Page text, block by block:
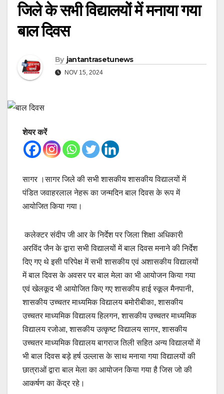
जिले के सभी विद्यालयों में मनाया गया
बाल दिवस
By jantantrasetunews
NOV 15, 2024
शेयर करें
सागर ।सागर जिले की सभी शासकीय शासकीय विद्यालयों में
पंडित जवाहरलाल नेहरू का जन्मदिन बाल दिवस के रूप में
आयोजित किया गया।
कलेक्टर संदीप जी आर के निर्देश पर जिला शिक्षा अधिकारी
अरविंद जैन के द्वारा सभी विद्यालयों में बाल दिवस मनाने की निर्देश
दिए गए थे इसी परिपेक्ष में सभी शासकीय एवं अशासकीय विद्यालयों
में बाल दिवस के अवसर पर बाल मेला का भी आयोजन किया गया
एवं खेलकूद भी आयोजित किए गए शासकीय हाई स्कूल मैनपानी,
शासकीय उच्चतर माध्यमिक विद्यालय बमोरीबीका, शासकीय
उच्चतर माध्यमिक विद्यालय हिलगन, शासकीय उच्चतर माध्यमिक
विद्यालय रजोआ, शासकीय उत्कृष्ट विद्यालय सागर, शासकीय
उच्चतर माध्यमिक विद्यालय बागराज तिली सहित अन्य विद्यालयों में
भी बाल दिवस बड़े हर्ष उल्लास के साथ मनाया गया विद्यालयों की
छात्राओं द्वारा बाल मेला का आयोजन किया गया है जिस जो की
आकर्षण का केंद्र रहे।